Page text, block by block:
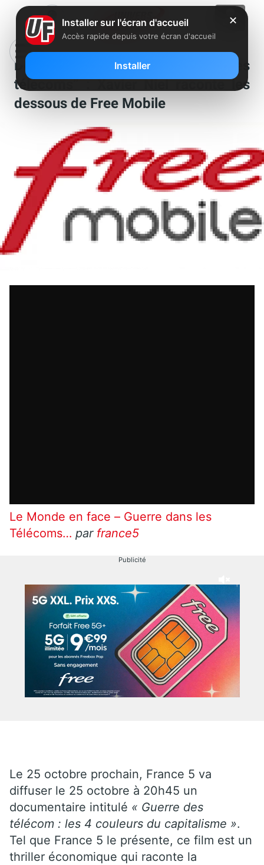
Documentaire “La guerre des
télécoms” : Xavier Niel raconte les
dessous de Free Mobile
Le Monde en face – Guerre dans les
Télécoms… par france5
Publicité
Le 25 octobre prochain, France 5 va
diffuser le 25 octobre à 20h45 un
documentaire intitulé « Guerre des
télécom : les 4 couleurs du capitalisme ».
Tel que France 5 le présente, ce film est un
thriller économique qui raconte la
✕
Installer sur l'écran d'accueil
Accès rapide depuis votre écran d'accueil
Installer